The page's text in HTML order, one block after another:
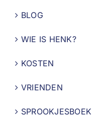
BLOG
WIE IS HENK?
KOSTEN
VRIENDEN
SPROOKJESBOEK